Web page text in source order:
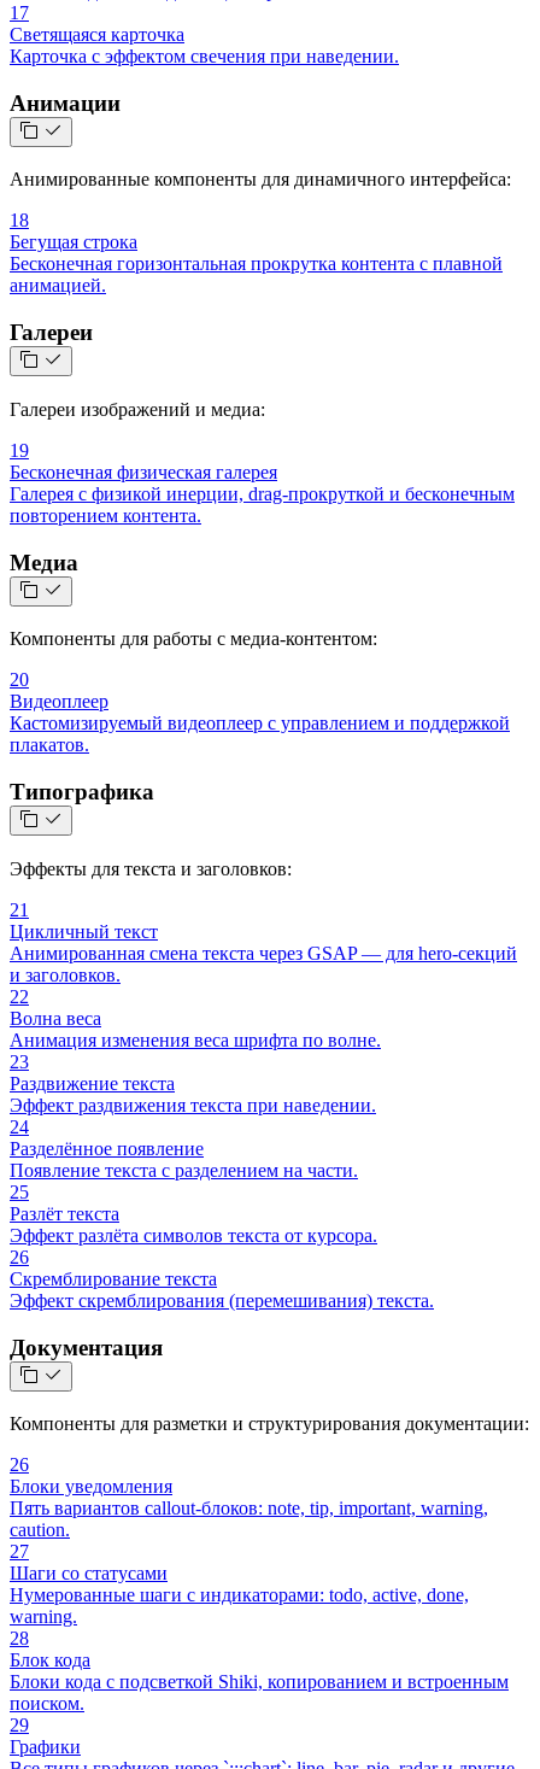
17
Светящаяся карточка
Карточка с эффектом свечения при наведении.
Анимации
Анимированные компоненты для динамичного интерфейса:
18
Бегущая строка
Бесконечная горизонтальная прокрутка контента с плавной
анимацией.
Галереи
Галереи изображений и медиа:
19
Бесконечная физическая галерея
Галерея с физикой инерции, drag-прокруткой и бесконечным
повторением контента.
Медиа
Компоненты для работы с медиа-контентом:
20
Видеоплеер
Кастомизируемый видеоплеер с управлением и поддержкой
плакатов.
Типографика
Эффекты для текста и заголовков:
21
Цикличный текст
Анимированная смена текста через GSAP — для hero-секций
и заголовков.
22
Волна веса
Анимация изменения веса шрифта по волне.
23
Раздвижение текста
Эффект раздвижения текста при наведении.
24
Разделённое появление
Появление текста с разделением на части.
25
Разлёт текста
Эффект разлёта символов текста от курсора.
26
Скремблирование текста
Эффект скремблирования (перемешивания) текста.
Документация
Компоненты для разметки и структурирования документации:
26
Блоки уведомления
Пять вариантов callout-блоков: note, tip, important, warning,
caution.
27
Шаги со статусами
Нумерованные шаги с индикаторами: todo, active, done,
warning.
28
Блок кода
Блоки кода с подсветкой Shiki, копированием и встроенным
поиском.
29
Графики